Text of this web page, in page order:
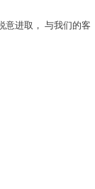
意进取， 与我们的客